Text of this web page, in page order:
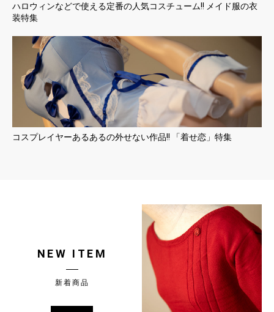
ハロウィンなどで使える定番の人気コスチューム!! メイド服の衣
装特集
コスプレイヤーあるあるの外せない作品!! 「着せ恋」特集
NEW ITEM
新着商品